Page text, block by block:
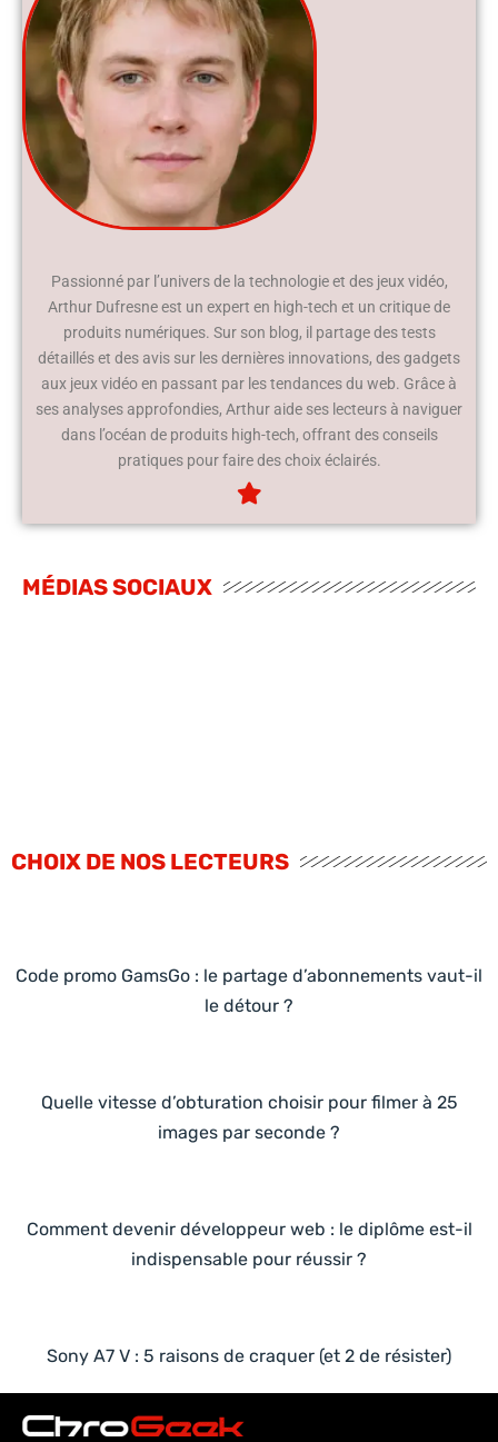
Passionné par l’univers de la technologie et des jeux vidéo,
Arthur Dufresne est un expert en high-tech et un critique de
produits numériques. Sur son blog, il partage des tests
détaillés et des avis sur les dernières innovations, des gadgets
aux jeux vidéo en passant par les tendances du web. Grâce à
ses analyses approfondies, Arthur aide ses lecteurs à naviguer
dans l’océan de produits high-tech, offrant des conseils
pratiques pour faire des choix éclairés.
MÉDIAS SOCIAUX
CHOIX DE NOS LECTEURS
Code promo GamsGo : le partage d’abonnements vaut-il
le détour ?
Quelle vitesse d’obturation choisir pour filmer à 25
images par seconde ?
Comment devenir développeur web : le diplôme est-il
indispensable pour réussir ?
Sony A7 V : 5 raisons de craquer (et 2 de résister)